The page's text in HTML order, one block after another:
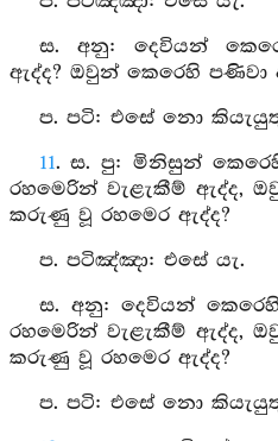
ස. අනු: දෙවියන්
ඇද්ද? ඔවුන් කෙරෙහි පණිවා
ප. පටි: එසේ නො
11. ස. පු: මිනිසුන්
රහමෙරින් වැළැකීම් ඇද්ද,
කරුණු වූ රහමෙර ඇද්ද?
ප. පටිඤ්ඤා: එසේ යැ.
ස. අනු: දෙවියන්
රහමෙරින් වැළැකීම් ඇද්ද,
කරුණු වූ රහමෙර ඇද්ද?
ප. පටි: එසේ නො